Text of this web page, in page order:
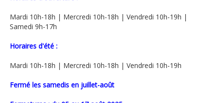
Mardi 10h-18h | Mercredi 10h-18h | Vendredi 10h-19h |
Samedi 9h-17h
Horaires d'été :
Mardi 10h-18h | Mercredi 10h-18h | Vendredi 10h-19h
Fermé les samedis en juillet-août